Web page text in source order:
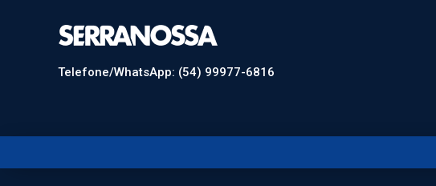
Telefone/WhatsApp: (54) 99977-6816